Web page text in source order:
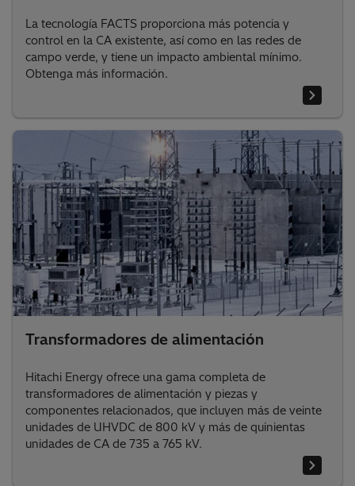
La tecnología FACTS proporciona más potencia y
control en la CA existente, así como en las redes de
campo verde, y tiene un impacto ambiental mínimo.
Obtenga más información.
Transformadores de alimentación
Hitachi Energy ofrece una gama completa de
transformadores de alimentación y piezas y
componentes relacionados, que incluyen más de veinte
unidades de UHVDC de 800 kV y más de quinientas
unidades de CA de 735 a 765 kV.